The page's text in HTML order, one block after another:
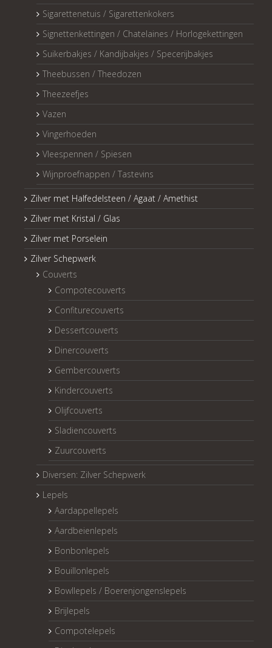
Sigarettenetuis / Sigarettenkokers
Signettenkettingen / Chatelaines / Horlogekettingen
Suikerbakjes / Kandijbakjes / Specerijbakjes
Theebussen / Theedozen
Theezeefjes
Vazen
Vingerhoeden
Vleespennen / Spiesen
Wijnproefnappen / Tastevins
Zilver met Halfedelsteen / Agaat / Amethist
Zilver met Kristal / Glas
Zilver met Porselein
Zilver Schepwerk
Couverts
Compotecouverts
Confiturecouverts
Dessertcouverts
Dinercouverts
Gembercouverts
Kindercouverts
Olijfcouverts
Sladiencouverts
Zuurcouverts
Diversen: Zilver Schepwerk
Lepels
Aardappellepels
Aardbeienlepels
Bonbonlepels
Bouillonlepels
Bowllepels / Boerenjongenslepels
Brijlepels
Compotelepels